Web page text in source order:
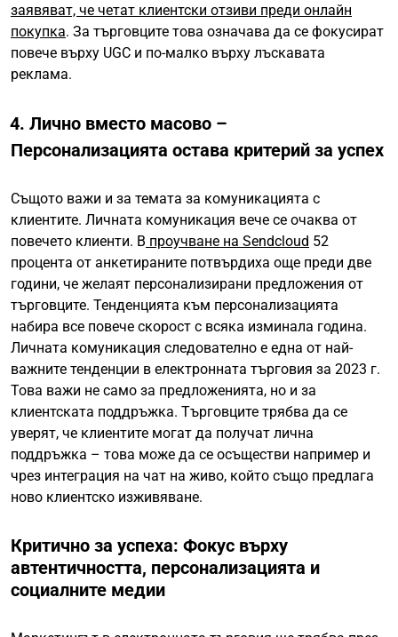
заявяват, че четат клиентски отзиви преди онлайн
покупка. За търговците това означава да се фокусират
повече върху UGC и по-малко върху лъскавата
реклама.
4. Лично вместо масово –
Персонализацията остава критерий за успех
Същото важи и за темата за комуникацията с
клиентите. Личната комуникация вече се очаква от
повечето клиенти. В проучване на Sendcloud 52
процента от анкетираните потвърдиха още преди две
години, че желаят персонализирани предложения от
търговците. Тенденцията към персонализацията
набира все повече скорост с всяка изминала година.
Личната комуникация следователно е една от най-
важните тенденции в електронната търговия за 2023 г.
Това важи не само за предложенията, но и за
клиентската поддръжка. Търговците трябва да се
уверят, че клиентите могат да получат лична
поддръжка – това може да се осъществи например и
чрез интеграция на чат на живо, който също предлага
ново клиентско изживяване.
Критично за успеха: Фокус върху
автентичността, персонализацията и
социалните медии